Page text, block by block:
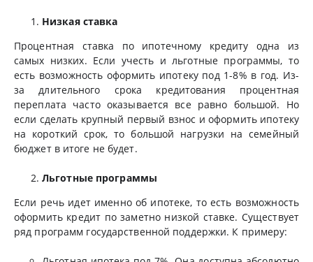
Низкая ставка
Процентная ставка по ипотечному кредиту одна из
самых низких. Если учесть и льготные программы, то
есть возможность оформить ипотеку под 1-8% в год. Из-
за длительного срока кредитования процентная
переплата часто оказывается все равно большой. Но
если сделать крупный первый взнос и оформить ипотеку
на короткий срок, то большой нагрузки на семейный
бюджет в итоге не будет.
Льготные программы
Если речь идет именно об ипотеке, то есть возможность
оформить кредит по заметно низкой ставке. Существует
ряд программ государственной поддержки. К примеру: